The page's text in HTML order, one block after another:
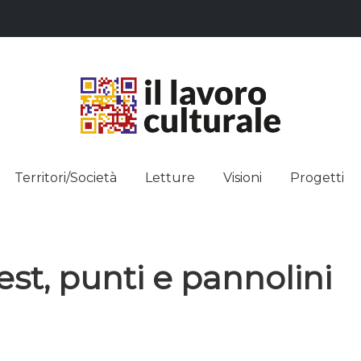
Territori/Società Letture Visioni Progetti
punti e pannolini